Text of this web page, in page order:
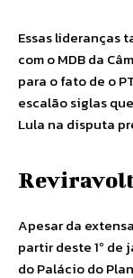
Essas lideranças
com o MDB da
para o fato de o
escalão siglas
Lula na disputa
Apesar da
partir deste 1º de
do Palácio do